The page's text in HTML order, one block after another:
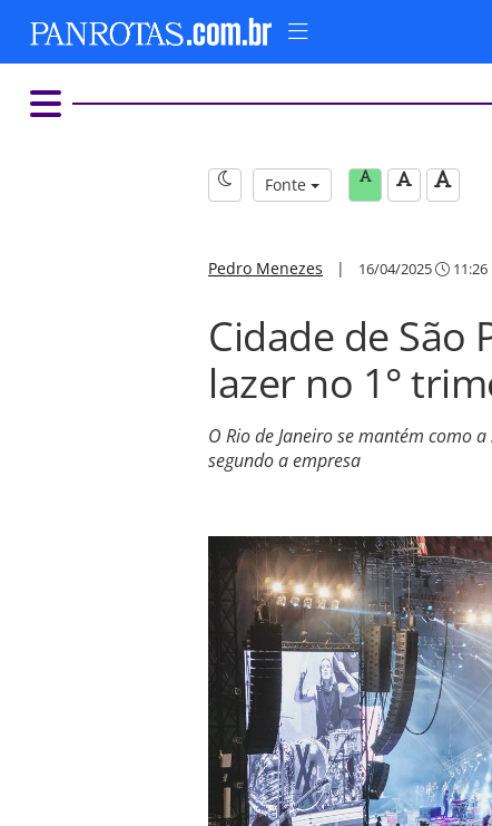
Fonte
Pedro Menezes | 16/04/2025 11:26
Cidade de São
lazer no 1°
O Rio de Janeiro se mantém como
segundo a empresa